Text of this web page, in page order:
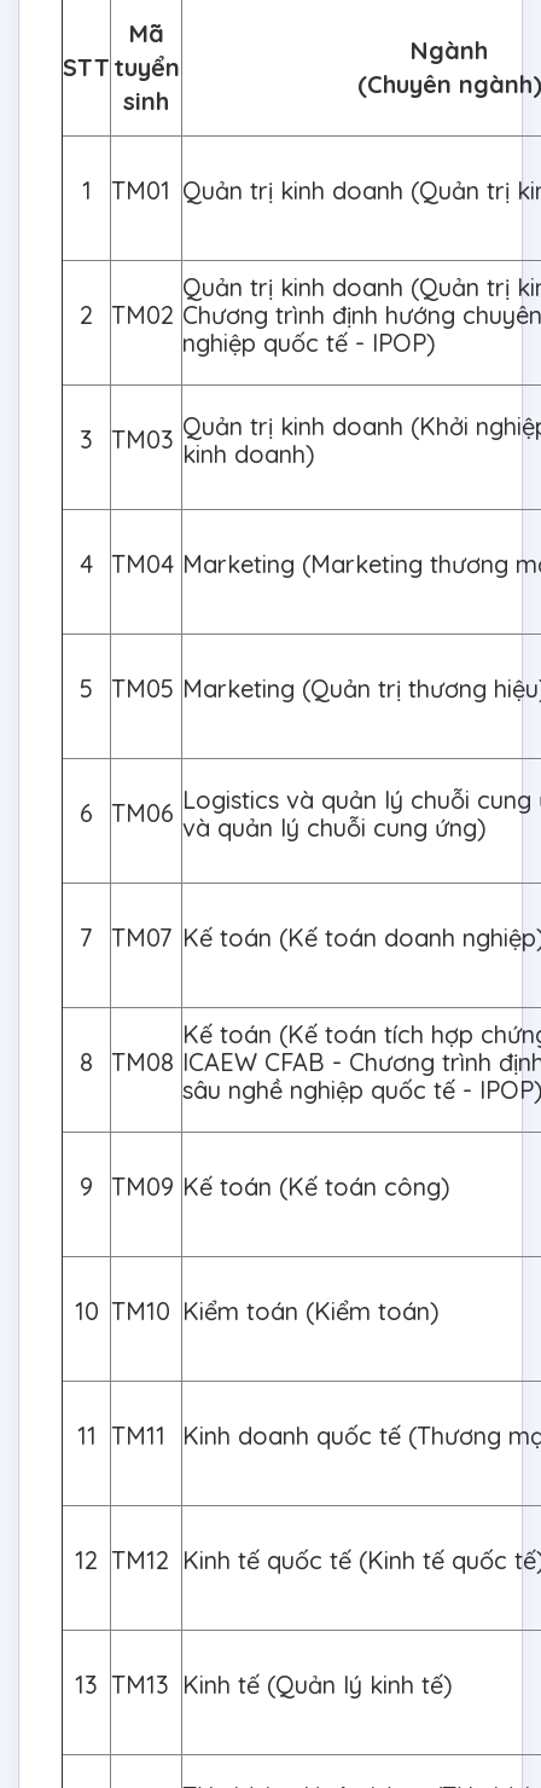
STT
Mã
tuyển
sinh
Ngành
(Chuyên ngành)
1 TM01 Quản trị kinh doanh (Quản trị
2 TM02
Quản trị kinh doanh (Quản trị
Chương trình định hướng
nghiệp quốc tế - IPOP)
3 TM03 Quản trị kinh doanh (Khởi
kinh doanh)
4 TM04 Marketing (Marketing thương
5 TM05 Marketing (Quản trị thương
6 TM06 Logistics và quản lý chuỗi cung
và quản lý chuỗi cung ứng)
7 TM07 Kế toán (Kế toán doanh
8 TM08
Kế toán (Kế toán tích hợp
ICAEW CFAB - Chương trình
sâu nghề nghiệp quốc tế -
9 TM09 Kế toán (Kế toán công)
10 TM10 Kiểm toán (Kiểm toán)
11 TM11 Kinh doanh quốc tế (Thương
12 TM12 Kinh tế quốc tế (Kinh tế quốc
13 TM13 Kinh tế (Quản lý kinh tế)